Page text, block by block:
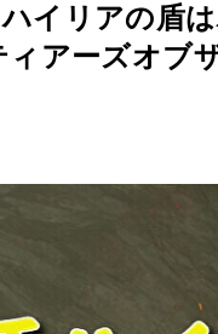
ハイリアの盾
アーズオブ